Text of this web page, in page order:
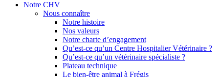
Notre CHV
Nous connaître
Notre histoire
Nos valeurs
Notre charte d’engagement
Qu’est-ce qu’un Centre Hospitalier Vétérinaire ?
Qu’est-ce qu’un vétérinaire spécialiste ?
Plateau technique
Le bien-être animal à Frégis